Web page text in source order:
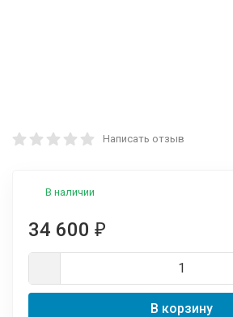
Написать отзыв
В наличии
34 600 ₽
В корзину